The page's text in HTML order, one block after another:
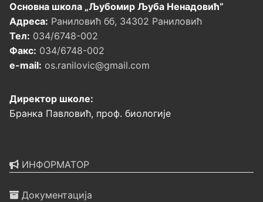
Основна школа „Љубомир Љуба Ненадовић”
Адреса: Раниловић бб, 34302 Раниловић
Тел: 034/6748-002
Факс: 034/6748-002
e-mail: os.ranilovic@gmail.com
Директор школе:
Бранка Павловић, проф. биологије
ИНФОРМАТОР
Документација